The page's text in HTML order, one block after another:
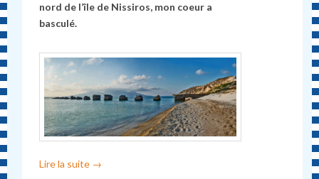
nord de l’île de Nissiros, mon coeur a
basculé.
Lire la suite →